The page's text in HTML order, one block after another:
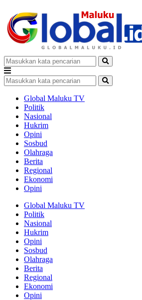
Global Maluku TV
Politik
Nasional
Hukrim
Opini
Sosbud
Olahraga
Berita
Regional
Ekonomi
Opini
Global Maluku TV
Politik
Nasional
Hukrim
Opini
Sosbud
Olahraga
Berita
Regional
Ekonomi
Opini